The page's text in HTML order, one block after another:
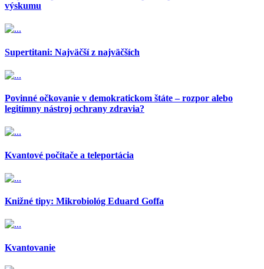
výskumu
Supertitani: Najväčší z najväčších
Povinné očkovanie v demokratickom štáte – rozpor alebo
legitímny nástroj ochrany zdravia?
Kvantové počítače a teleportácia
Knižné tipy: Mikrobiológ Eduard Goffa
Kvantovanie